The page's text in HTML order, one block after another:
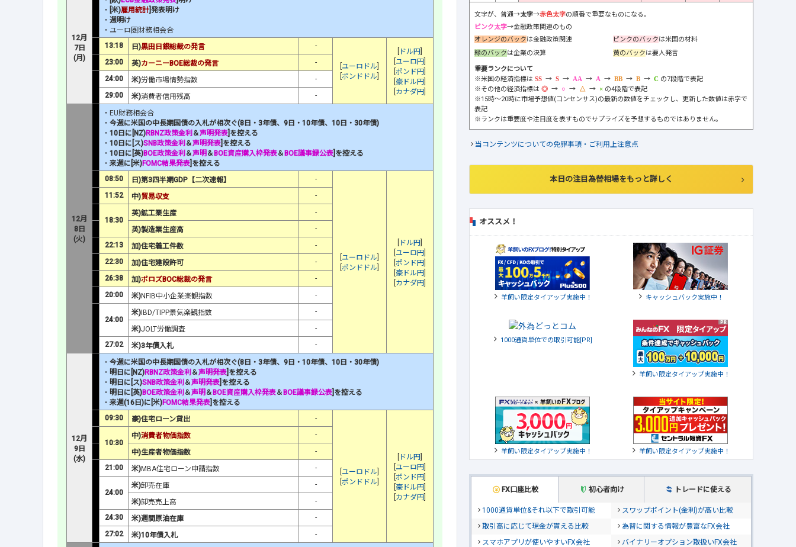
12月
7日
(月)
・ [米)雇用統計 ]発表明け
・ 週明け
・ユーロ圏財務相会合
13:18
日)黒田日銀総裁の発言 -
ユーロドル
ポンドドル
ドル円
ユーロ円
ポンド円
豪ドル円
カナダ円
23:00 英)カーニーBOE総裁の発言
-
24:00
米)労働市場情勢指数
-
29:00
米)消費者信用残高 -
12月
8日
(火)
・EU財務相会合
・ 今週に米国の中長期国債の入札が相次ぐ(8日・3年債、9日・10年債、10日・30年債)
・ 10日に[NZ)RBNZ政策金利 ＆声明発表 ]を控える
・ 10日に[ス)SNB政策金利 ＆声明発表 ]を控える
・ 10日に[英)BOE政策金利 ＆声明＆ BOE資産購入枠発表＆ BOE議事録公表 ]を控える
・ 来週に[米)FOMC結果発表 ]を控える
08:50
日)第3四半期GDP【二次速報】 -
ユーロドル
ポンドドル
ドル円
ユーロ円
ポンド円
豪ドル円
カナダ円
11:52 中)貿易収支 -
18:30
英)鉱工業生産 -
英)製造業生産高
-
22:13
加)住宅着工件数
-
22:30
加)住宅建設許可
-
26:38
加)ポロズBOC総裁の発言
-
20:00
米)NFIB中小企業楽観指数 -
24:00
米) IBD/TIPP景気楽観指数 -
米)JOLT労働調査
-
27:02
米)3年債入札 -
12月
9日
(水)
・ 今週に米国の中長期国債の入札が相次ぐ(8日・3年債、9日・10年債、10日・30年債)
・ 明日に[NZ)RBNZ政策金利 ＆声明発表 ]を控える
・ 明日に[ス)SNB政策金利 ＆声明発表 ]を控える
・ 明日に[英)BOE政策金利 ＆声明＆ BOE資産購入枠発表＆ BOE議事録公表 ]を控える
・ 来週(16日)に[米)FOMC結果発表 ]を控える
09:30
豪)住宅ローン貸出 -
ユーロドル
ポンドドル
ドル円
ユーロ円
ポンド円
豪ドル円
カナダ円
10:30
中)消費者物価指数 -
中)生産者物価指数
-
21:00
米)MBA住宅ローン申請指数 -
24:00
米)卸売在庫 -
米)卸売売上高
-
24:30
米)週間原油在庫
-
27:02
米)10年債入札 -
文字が、普通→太字→赤色太字の順番で重要なものになる。
ピンク太字→金融政策関連のもの
オレンジのバックは金融政策関連 ピンクのバックは米国の材料
緑のバックは企業の決算 黄のバックは要人発言
重要ランクについて
※米国の経済指標は
→ → → → → →
の7段階で表記
※その他の経済指標は
→ → →
の4段階で表記
※15時～20時に市場予想値(コンセンサス)の最新の数値をチェックし、更新した数値は赤字で
表記
※ランクは重要度や注目度を表すものでサプライズを予想するものではありません。
当コンテンツについての免罪事項・ご利用上注意点
本日の注目為替相場をもっと詳しく
オススメ！
羊飼い限定タイアップ実施中！ キャッシュバック実施中！
1000通貨単位での取引可能[PR]
羊飼い限定タイアップ実施中！
羊飼い限定タイアップ実施中！ 羊飼い限定タイアップ実施中！
FX口座比較 初心者向け トレードに使える
1000通貨単位&それ以下で取引可能
スワップポイント(金利)が高い比較
取引高に応じて現金が貰える比較
為替に関する情報が豊富なFX会社
スマホアプリが使いやすいFX会社
バイナリーオプション取扱いFX会社